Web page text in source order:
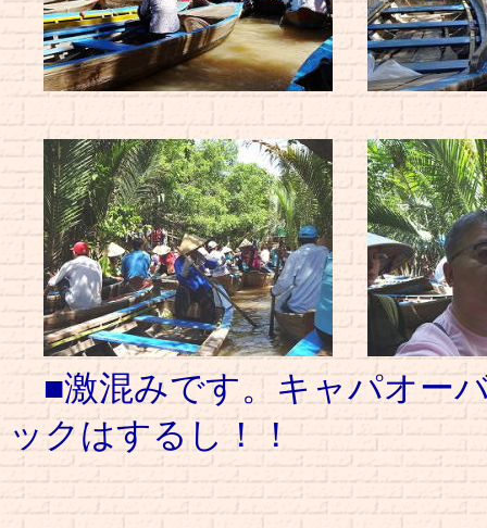
■激混みです。キャパオー
ックはするし！！